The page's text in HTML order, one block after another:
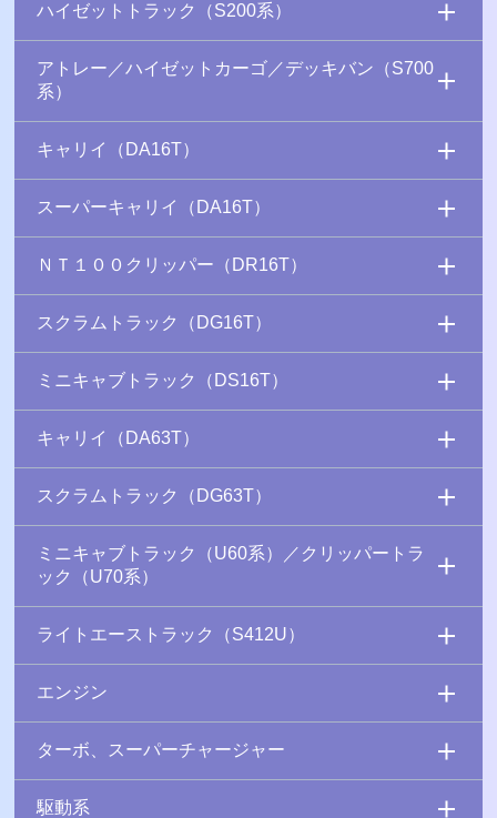
ハイゼットトラック（S200系）
アトレー／ハイゼットカーゴ／デッキバン（S700
系）
キャリイ（DA16T）
スーパーキャリイ（DA16T）
ＮＴ１００クリッパー（DR16T）
スクラムトラック（DG16T）
ミニキャブトラック（DS16T）
キャリイ（DA63T）
スクラムトラック（DG63T）
ミニキャブトラック（U60系）／クリッパートラ
ック（U70系）
ライトエーストラック（S412U）
エンジン
ターボ、スーパーチャージャー
駆動系